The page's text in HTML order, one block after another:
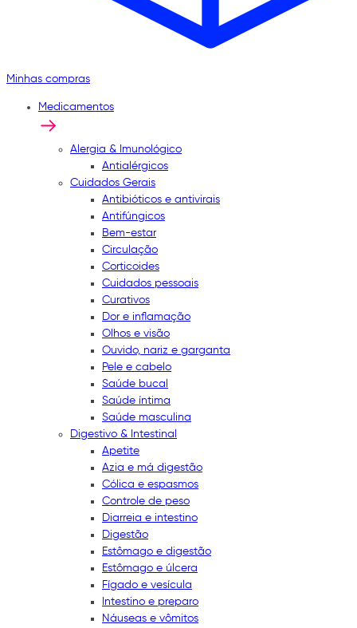
Minhas compras
Medicamentos
Alergia & Imunológico
Antialérgicos
Cuidados Gerais
Antibióticos e antivirais
Antifúngicos
Bem-estar
Circulação
Corticoides
Cuidados pessoais
Curativos
Dor e inflamação
Olhos e visão
Ouvido, nariz e garganta
Pele e cabelo
Saúde bucal
Saúde íntima
Saúde masculina
Digestivo & Intestinal
Apetite
Azia e má digestão
Cólica e espasmos
Controle de peso
Diarreia e intestino
Digestão
Estômago e digestão
Estômago e úlcera
Fígado e vesícula
Intestino e preparo
Náuseas e vômitos